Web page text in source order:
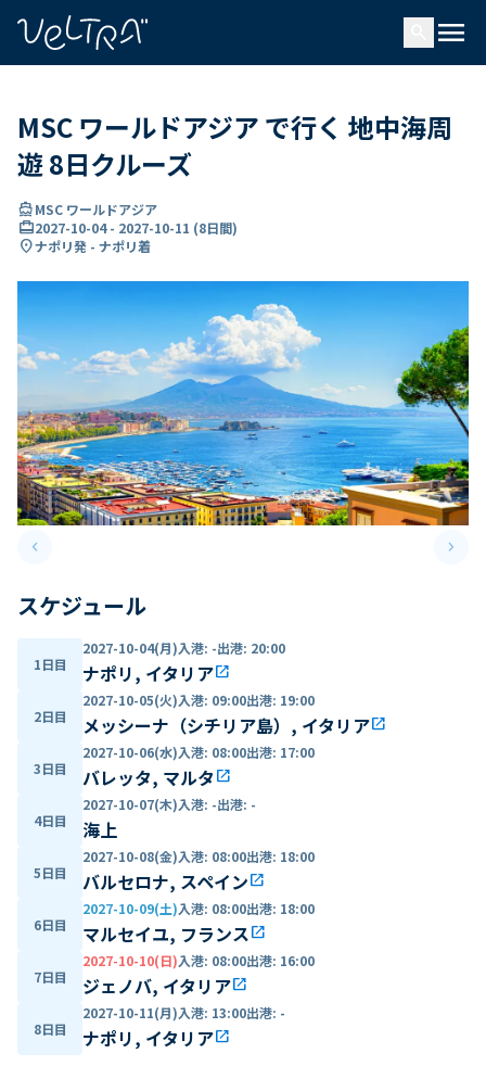
menu
MSC ワールドアジア で行く 地中海周
遊 8日クルーズ
directions_boatMSC ワールドアジア
card_travel2027-10-04- 2027-10-11 (8日間)
location_onナポリ発 - ナポリ着
keyboard_arrow_leftPrevious slide keyboard_arrow_right
スケジュール
1日目
2027-10-04(月)入港: -出港: 20:00
ナポリ, イタリアopen_in_new
2日目
2027-10-05(火)入港: 09:00出港: 19:00
メッシーナ（シチリア島）, イタリアopen_in_new
3日目
2027-10-06(水)入港: 08:00出港: 17:00
バレッタ, マルタopen_in_new
4日目
2027-10-07(木)入港: -出港: -
海上
5日目
2027-10-08(金)入港: 08:00出港: 18:00
バルセロナ, スペインopen_in_new
6日目
2027-10-09(土)入港: 08:00出港: 18:00
マルセイユ, フランスopen_in_new
7日目
2027-10-10(日)入港: 08:00出港: 16:00
ジェノバ, イタリアopen_in_new
8日目
2027-10-11(月)入港: 13:00出港: -
ナポリ, イタリアopen_in_new